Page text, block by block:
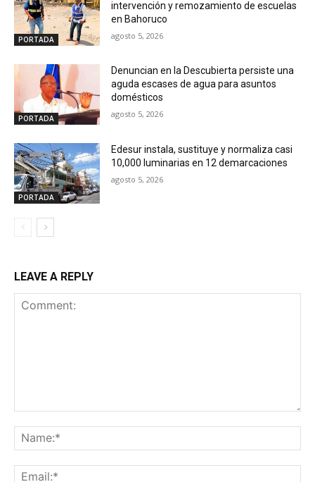
PORTADA
intervención y remozamiento de escuelas
en Bahoruco
agosto 5, 2026
PORTADA
Denuncian en la Descubierta persiste una
aguda escases de agua para asuntos
domésticos
agosto 5, 2026
PORTADA
Edesur instala, sustituye y normaliza casi
10,000 luminarias en 12 demarcaciones
agosto 5, 2026
LEAVE A REPLY